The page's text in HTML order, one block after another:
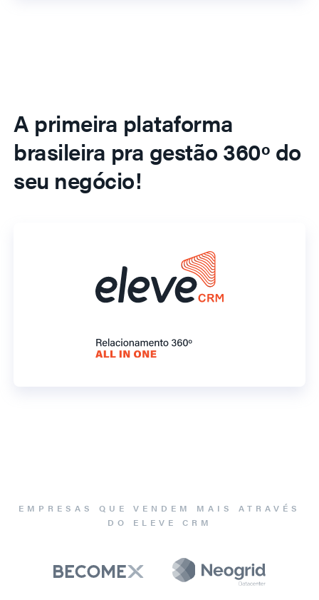
A primeira plataforma
brasileira pra gestão 360º do
seu negócio!
EMPRESAS QUE VENDEM MAIS ATRAVÉS
DO ELEVE CRM